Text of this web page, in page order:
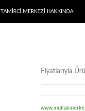
TAMIRCI MERKEZI HAKKINDA
Fiyatlarıyla